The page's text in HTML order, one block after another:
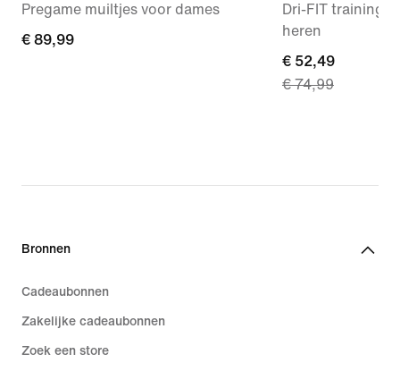
Pregame muiltjes voor dames
€ 89,99
€ 89,99
Dri-FIT
heren
current
price
€ 74,99
€ 52,49
€ 74,99
Bronnen
Cadeaubonnen
Zakelijke cadeaubonnen
Zoek een store